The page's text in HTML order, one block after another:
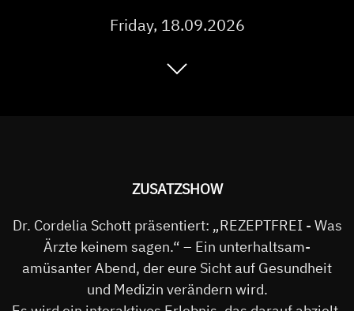
Friday, 18.09.2026
ZUSATZSHOW
Dr. Cordelia Schott präsentiert: „REZEPTFREI - Was
Ärzte keinem sagen.“ – Ein unterhaltsam-
amüsanter Abend, der eure Sicht auf Gesundheit
und Medizin verändern wird.